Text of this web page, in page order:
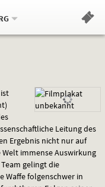
.
Leitung des
Ergebnis nicht nur auf
Welt immense Auswirkung
gelingt die
Waffe folgenschwer in